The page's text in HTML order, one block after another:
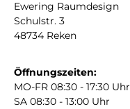
Ewering Raumdesign
Schulstr. 3
48734 Reken
Öffnungszeiten:
MO-FR 08:30 - 17:30 Uhr
SA 08:30 - 13:00 Uhr